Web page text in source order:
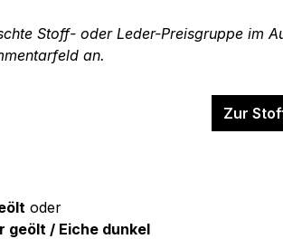
Stoff- oder Leder-Preisgruppe im
an.
Zur
oder
geölt / Eiche dunkel